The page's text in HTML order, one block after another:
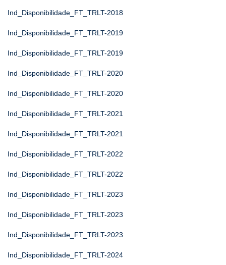
Ind_Disponibilidade_FT_TRLT-2018
Ind_Disponibilidade_FT_TRLT-2019
Ind_Disponibilidade_FT_TRLT-2019
Ind_Disponibilidade_FT_TRLT-2020
Ind_Disponibilidade_FT_TRLT-2020
Ind_Disponibilidade_FT_TRLT-2021
Ind_Disponibilidade_FT_TRLT-2021
Ind_Disponibilidade_FT_TRLT-2022
Ind_Disponibilidade_FT_TRLT-2022
Ind_Disponibilidade_FT_TRLT-2023
Ind_Disponibilidade_FT_TRLT-2023
Ind_Disponibilidade_FT_TRLT-2023
Ind_Disponibilidade_FT_TRLT-2024